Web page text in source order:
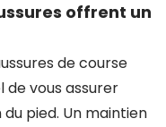
offrent un
de course
de vous assurer
pied. Un maintien